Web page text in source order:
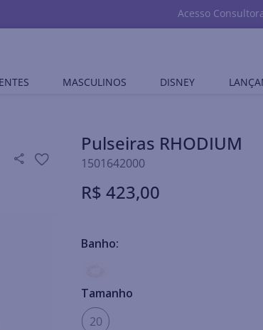
Acesso
MASCULINOS DISNEY
Pulseiras RHODIUM
1501642000
R$ 423,00
Banho:
Tamanho
20